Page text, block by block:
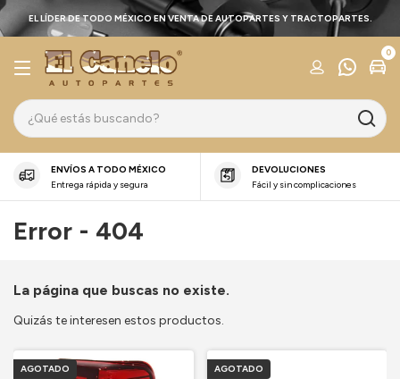
EL LÍDER DE TODO MÉXICO EN VENTA DE AUTOPARTES Y TRACTOPARTES.
0
ENVÍOS A TODO MÉXICO
Entrega rápida y segura
DEVOLUCIONES
Fácil y sin complicaciones
Error - 404
La página que buscas no existe.
Quizás te interesen estos productos.
AGOTADO AGOTADO